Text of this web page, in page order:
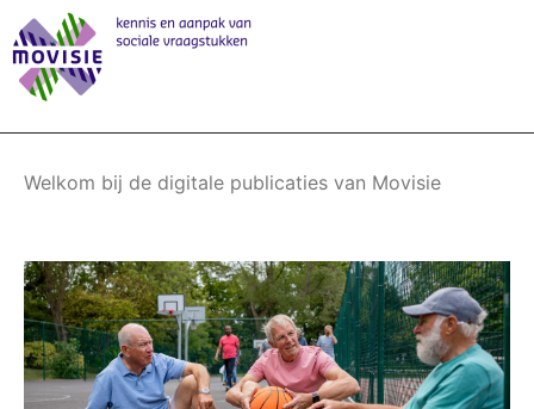
Overslaan
en
naar
de
gaan
Welkom bij de digitale publicaties van Movisie